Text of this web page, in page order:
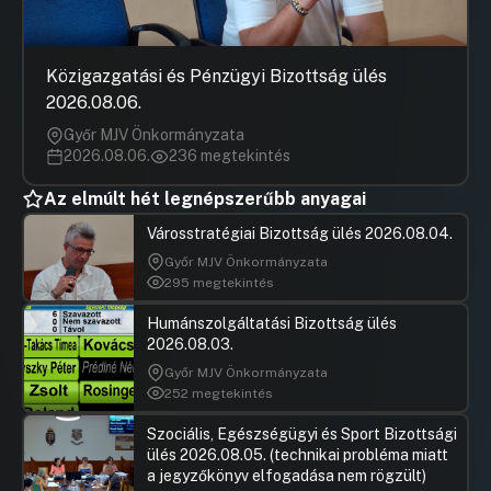
Közigazgatási és Pénzügyi Bizottság ülés
2026.08.06.
Győr MJV Önkormányzata
2026.08.06.
236 megtekintés
Az elmúlt hét legnépszerűbb anyagai
Városstratégiai Bizottság ülés 2026.08.04.
Győr MJV Önkormányzata
295 megtekintés
Humánszolgáltatási Bizottság ülés
2026.08.03.
Győr MJV Önkormányzata
252 megtekintés
Szociális, Egészségügyi és Sport Bizottsági
ülés 2026.08.05. (technikai probléma miatt
a jegyzőkönyv elfogadása nem rögzült)